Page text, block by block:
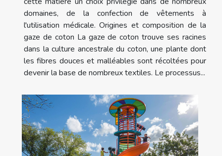
domaines, de la confection de vêtements à
l'utilisation médicale. Origines et composition de la
gaze de coton La gaze de coton trouve ses racines
dans la culture ancestrale du coton, une plante dont
les fibres douces et malléables sont récoltées pour
devenir la base de nombreux textiles. Le processus...